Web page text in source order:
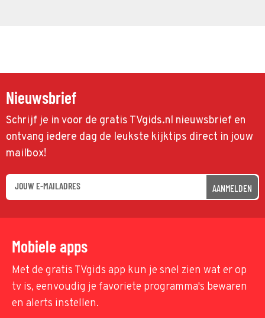
Nieuwsbrief
Schrijf je in voor de gratis TVgids.nl nieuwsbrief en
ontvang iedere dag de leukste kijktips direct in jouw
mailbox!
AANMELDEN
Mobiele apps
Met de gratis TVgids app kun je snel zien wat er op
tv is, eenvoudig je favoriete programma's bewaren
en alerts instellen.